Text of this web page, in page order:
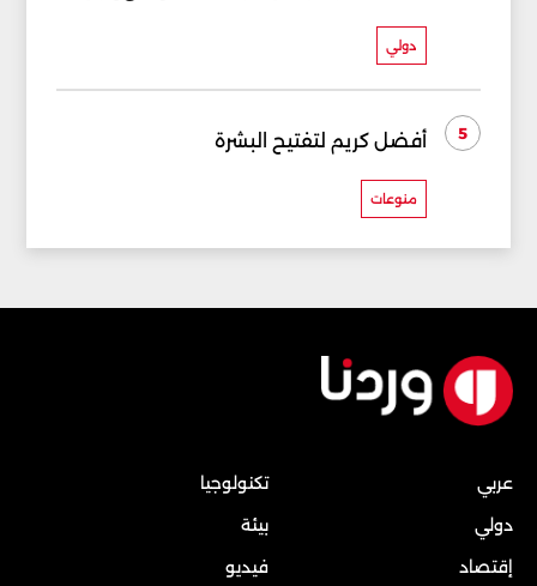
دولي
5 أفضل كريم لتفتيح البشرة
منوعات
عربي
دولي
إقتصاد
تكنولوجيا
بيئة
فيديو